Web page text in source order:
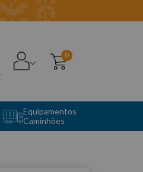
0
Equipamentos
Caminhões